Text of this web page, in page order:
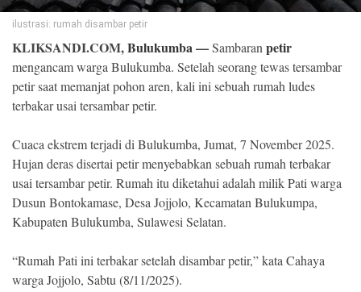
ilustrasi: rumah disambar petir
KLIKSANDI.COM,Bulukumba—Sambaran petir
mengancam warga Bulukumba. Setelah seorang tewas tersambar
petir saat memanjat pohon aren, kali ini sebuah rumah ludes
terbakar usai tersambar petir.
Cuaca ekstrem terjadi di Bulukumba, Jumat, 7 November 2025.
Hujan deras disertai petir menyebabkan sebuah rumah terbakar
usai tersambar petir. Rumah itu diketahui adalah milik Pati warga
Dusun Bontokamase, Desa Jojjolo, Kecamatan Bulukumpa,
Kabupaten Bulukumba, Sulawesi Selatan.
“Rumah Pati ini terbakar setelah disambar petir,” kata Cahaya
warga Jojjolo, Sabtu (8/11/2025).